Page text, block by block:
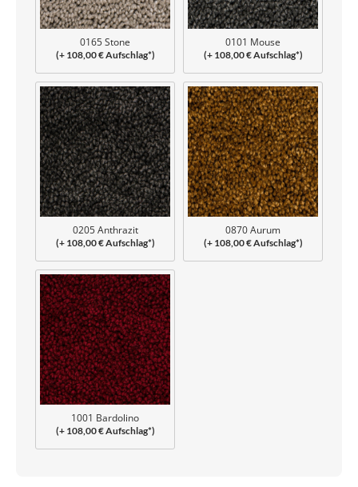
0165 Stone
(+ 108,00 € Aufschlag*)
0101 Mouse
(+ 108,00 € Aufschlag*)
0205 Anthrazit
(+ 108,00 € Aufschlag*)
0870 Aurum
(+ 108,00 € Aufschlag*)
1001 Bardolino
(+ 108,00 € Aufschlag*)